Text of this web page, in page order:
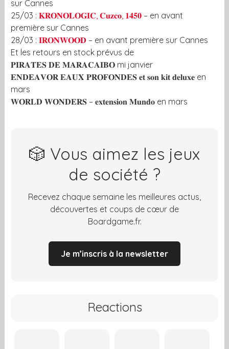
sur Cannes
25/03 : 𝐊𝐑𝐎𝐍𝐎𝐋𝐎𝐆𝐈𝐂, 𝐂𝐮𝐳𝐜𝐨, 𝟏𝟒𝟓𝟎– en avant
première sur Cannes
28/03 : 𝐈𝐑𝐎𝐍𝐖𝐎𝐎𝐃 – en avant première sur Cannes
Et les retours en stock prévus de
𝐏𝐈𝐑𝐀𝐓𝐄𝐒 𝐃𝐄 𝐌𝐀𝐑𝐀𝐂𝐀𝐈𝐁𝐎 mi janvier
𝐄𝐍𝐃𝐄𝐀𝐕𝐎𝐑 𝐄𝐀𝐔𝐗 𝐏𝐑𝐎𝐅𝐎𝐍𝐃𝐄𝐒 𝐞𝐭 𝐬𝐨𝐧 𝐤𝐢𝐭 𝐝𝐞𝐥𝐮𝐱𝐞 en
mars
𝐖𝐎𝐑𝐋𝐃 𝐖𝐎𝐍𝐃𝐄𝐑𝐒 – 𝐞𝐱𝐭𝐞𝐧𝐬𝐢𝐨𝐧 𝐌𝐮𝐧𝐝𝐨 en mars
🎲 Vous aimez les jeux
de société ?
Recevez chaque semaine les meilleures actus,
découvertes et coups de cœur de
Boardgame.fr.
Je m’inscris à la newsletter
Reactions